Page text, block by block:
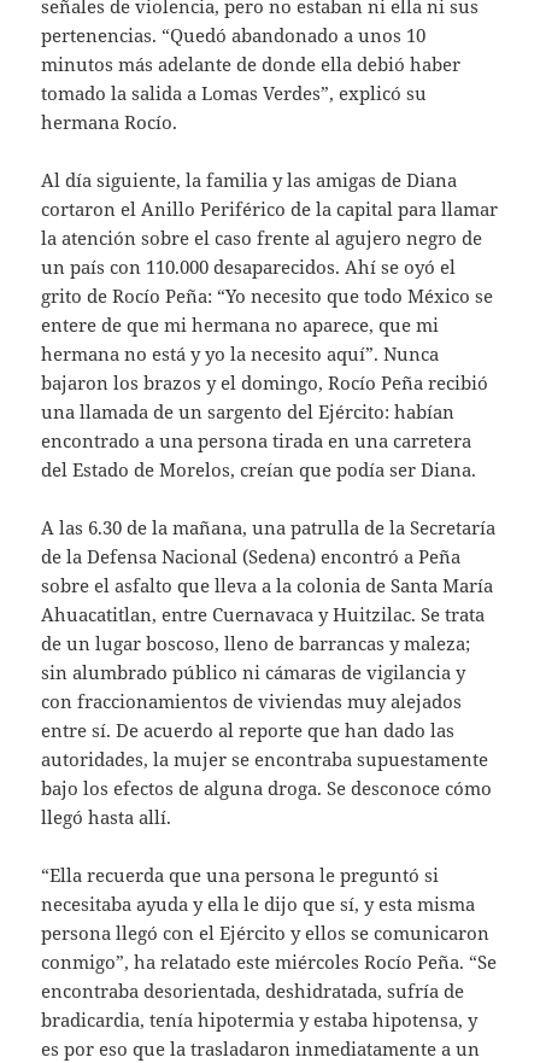
señales de violencia, pero no estaban ni ella ni sus
pertenencias. “Quedó abandonado a unos 10
minutos más adelante de donde ella debió haber
tomado la salida a Lomas Verdes”, explicó su
hermana Rocío.
Al día siguiente, la familia y las amigas de Diana
cortaron el Anillo Periférico de la capital para llamar
la atención sobre el caso frente al agujero negro de
un país con 110.000 desaparecidos. Ahí se oyó el
grito de Rocío Peña: “Yo necesito que todo México se
entere de que mi hermana no aparece, que mi
hermana no está y yo la necesito aquí”. Nunca
bajaron los brazos y el domingo, Rocío Peña recibió
una llamada de un sargento del Ejército: habían
encontrado a una persona tirada en una carretera
del Estado de Morelos, creían que podía ser Diana.
A las 6.30 de la mañana, una patrulla de la Secretaría
de la Defensa Nacional (Sedena) encontró a Peña
sobre el asfalto que lleva a la colonia de Santa María
Ahuacatitlan, entre Cuernavaca y Huitzilac. Se trata
de un lugar boscoso, lleno de barrancas y maleza;
sin alumbrado público ni cámaras de vigilancia y
con fraccionamientos de viviendas muy alejados
entre sí. De acuerdo al reporte que han dado las
autoridades, la mujer se encontraba supuestamente
bajo los efectos de alguna droga. Se desconoce cómo
llegó hasta allí.
“Ella recuerda que una persona le preguntó si
necesitaba ayuda y ella le dijo que sí, y esta misma
persona llegó con el Ejército y ellos se comunicaron
conmigo”, ha relatado este miércoles Rocío Peña. “Se
encontraba desorientada, deshidratada, sufría de
bradicardia, tenía hipotermia y estaba hipotensa, y
es por eso que la trasladaron inmediatamente a un